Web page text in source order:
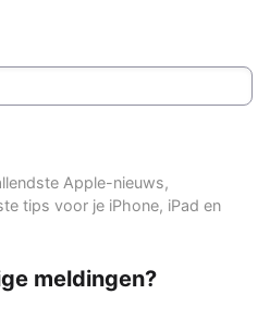
Apple-nieuws,
tips voor je iPhone, iPad en
meldingen?